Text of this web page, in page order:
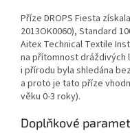
Příze DROPS Fiesta
2013OK0060), Standard
Aitex Technical Textile
na přítomnost dráždivých
i přírodu byla shledána
a proto je tato příze
věku 0-3 roky).
Doplňkové